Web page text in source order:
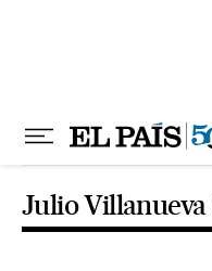
Julio Villanueva